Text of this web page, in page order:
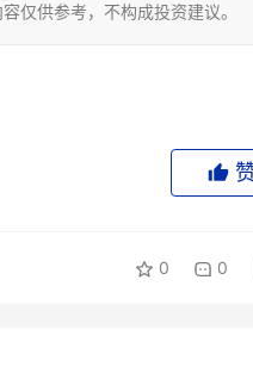
仅供参考，不构成投资建议。
0 0